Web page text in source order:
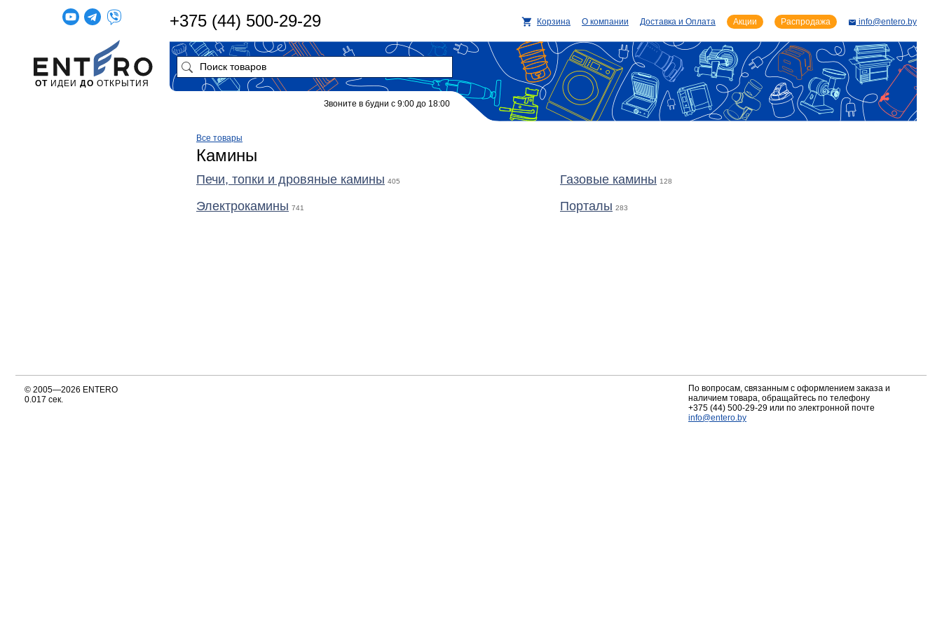
Все товары
Камины
Печи, топки и дровяные камины 405
Электрокамины 741
Газовые камины 128
Порталы 283
ОТ ИДЕИ ДО ОТКРЫТИЯ
+375 (44) 500-29-29 Корзина О компании Доставка и Оплата Акции Распродажа info@entero.by
Звоните в будни с 9:00 до 18:00
© 2005—2026 ENTERO
0.017 сек.
По вопросам, связанным с оформлением заказа и
наличием товара, обращайтесь по телефону
+375 (44) 500-29-29 или по электронной почте
info@entero.by